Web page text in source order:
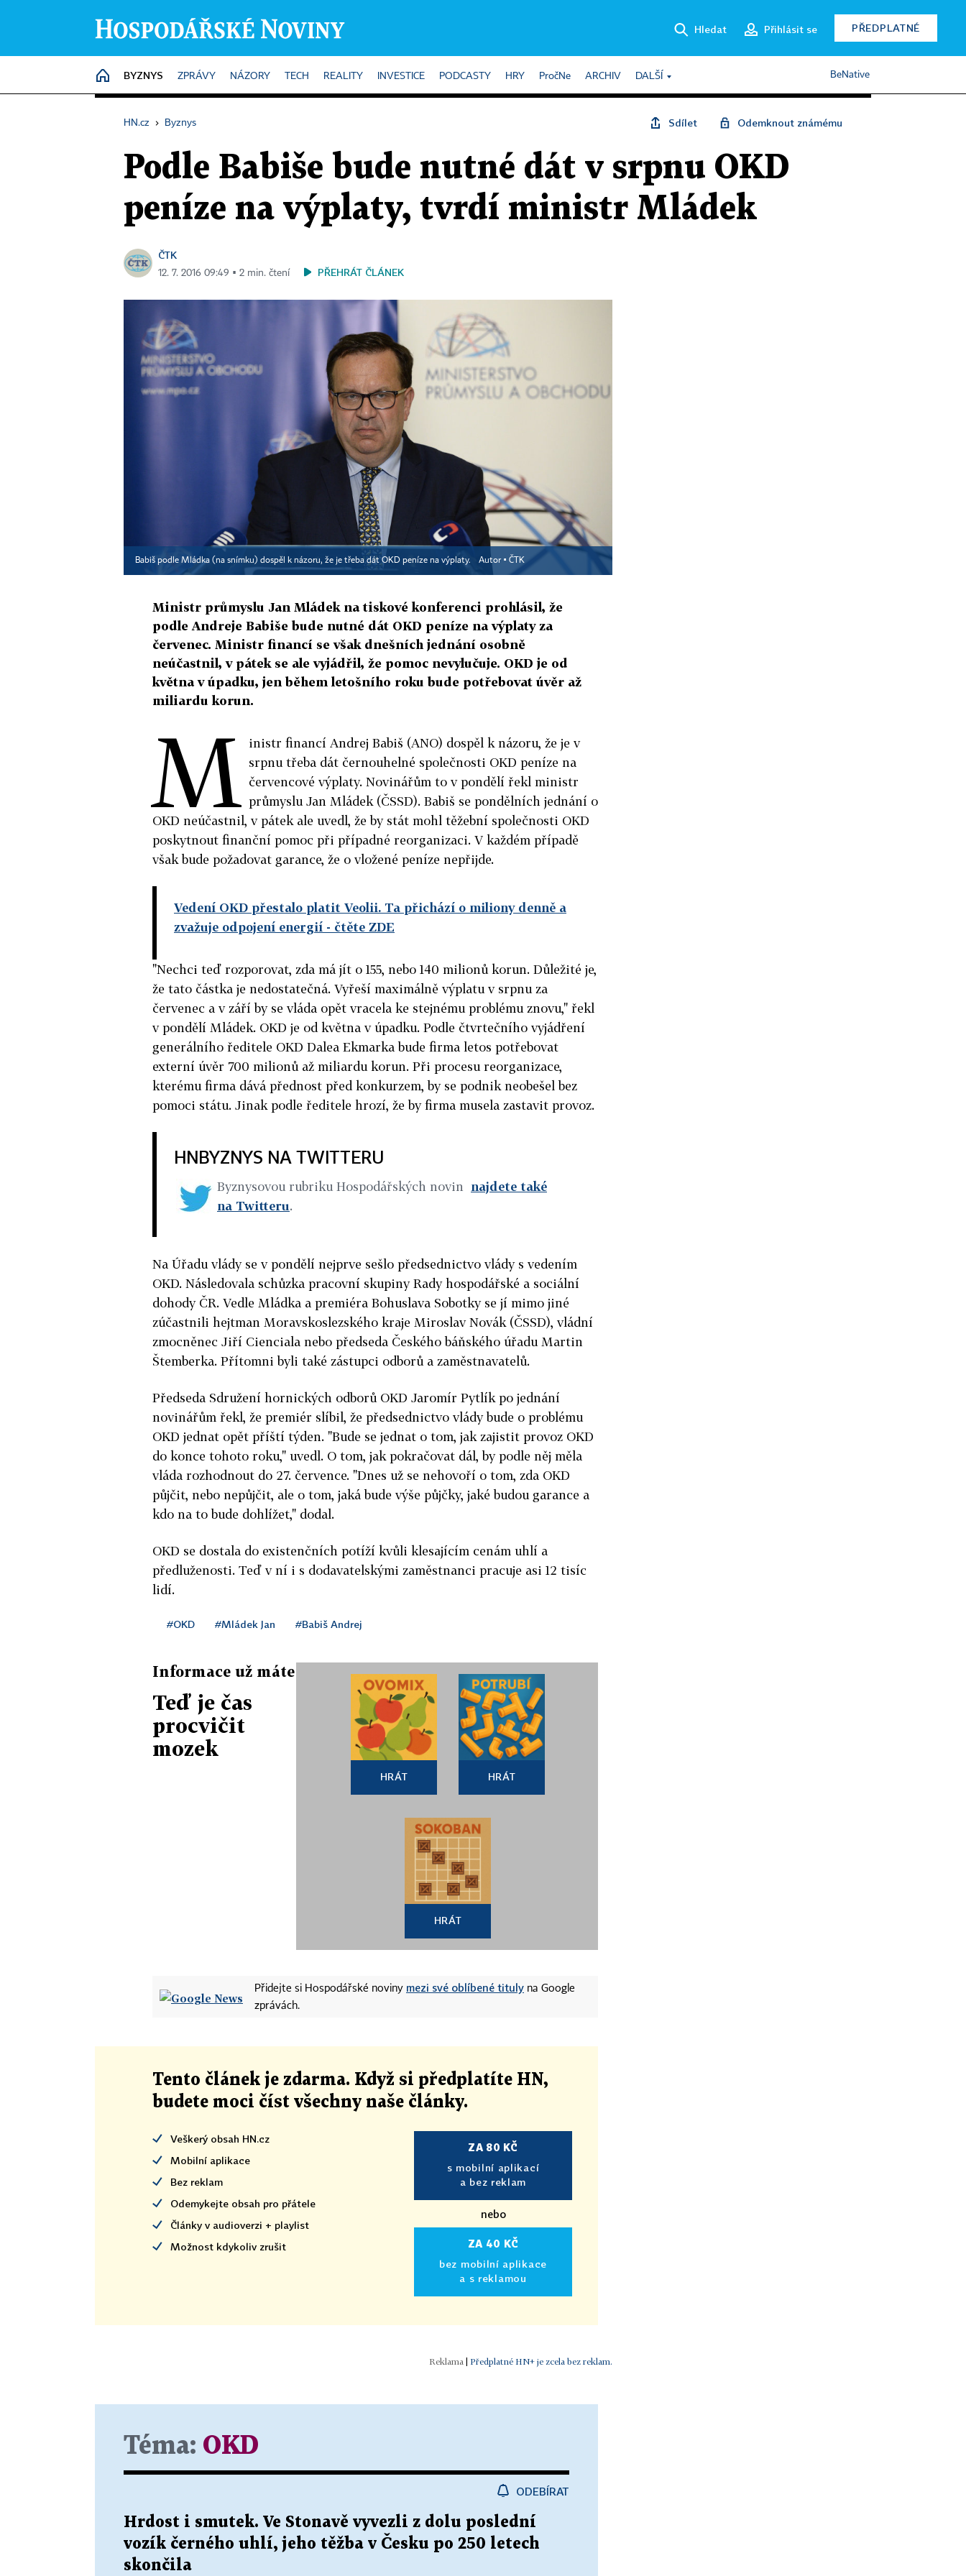
Hledat Přihlásit se PŘEDPLATNÉ
HOME
BYZNYS ZPRÁVY NÁZORY TECH REALITY INVESTICE PODCASTY HRY PročNe ARCHIV DALŠÍ BeNative
HN.cz › Byznys Sdílet Odemknout známému
Podle Babiše bude nutné dát v srpnu OKD
peníze na výplaty, tvrdí ministr Mládek
ČTK
12. 7. 2016 09:49 ▪ 2 min. čtení PŘEHRÁT ČLÁNEK
Babiš podle Mládka (na snímku) dospěl k názoru, že je třeba dát OKD peníze na výplaty. Autor ▪ ČTK
Ministr průmyslu Jan Mládek na tiskové konferenci prohlásil, že
podle Andreje Babiše bude nutné dát OKD peníze na výplaty za
červenec. Ministr financí se však dnešních jednání osobně
neúčastnil, v pátek se ale vyjádřil, že pomoc nevylučuje. OKD je od
května v úpadku, jen během letošního roku bude potřebovat úvěr až
miliardu korun.
M inistr financí Andrej Babiš (ANO) dospěl k názoru, že je v
srpnu třeba dát černouhelné společnosti OKD peníze na
červencové výplaty. Novinářům to v pondělí řekl ministr
průmyslu Jan Mládek (ČSSD). Babiš se pondělních jednání o
OKD neúčastnil, v pátek ale uvedl, že by stát mohl těžební společnosti OKD
poskytnout finanční pomoc při případné reorganizaci. V každém případě
však bude požadovat garance, že o vložené peníze nepřijde.
Vedení OKD přestalo platit Veolii. Ta přichází o miliony denně a
zvažuje odpojení energií - čtěte ZDE
"Nechci teď rozporovat, zda má jít o 155, nebo 140 milionů korun. Důležité je,
že tato částka je nedostatečná. Vyřeší maximálně výplatu v srpnu za
červenec a v září by se vláda opět vracela ke stejnému problému znovu," řekl
v pondělí Mládek. OKD je od května v úpadku. Podle čtvrtečního vyjádření
generálního ředitele OKD Dalea Ekmarka bude firma letos potřebovat
externí úvěr 700 milionů až miliardu korun. Při procesu reorganizace,
kterému firma dává přednost před konkurzem, by se podnik neobešel bez
pomoci státu. Jinak podle ředitele hrozí, že by firma musela zastavit provoz.
HNBYZNYS NA TWITTERU
Byznysovou rubriku Hospodářských novin najdete také
na Twitteru.
Na Úřadu vlády se v pondělí nejprve sešlo předsednictvo vlády s vedením
OKD. Následovala schůzka pracovní skupiny Rady hospodářské a sociální
dohody ČR. Vedle Mládka a premiéra Bohuslava Sobotky se jí mimo jiné
zúčastnili hejtman Moravskoslezského kraje Miroslav Novák (ČSSD), vládní
zmocněnec Jiří Cienciala nebo předseda Českého báňského úřadu Martin
Štemberka. Přítomni byli také zástupci odborů a zaměstnavatelů.
Předseda Sdružení hornických odborů OKD Jaromír Pytlík po jednání
novinářům řekl, že premiér slíbil, že předsednictvo vlády bude o problému
OKD jednat opět příští týden. "Bude se jednat o tom, jak zajistit provoz OKD
do konce tohoto roku," uvedl. O tom, jak pokračovat dál, by podle něj měla
vláda rozhodnout do 27. července. "Dnes už se nehovoří o tom, zda OKD
půjčit, nebo nepůjčit, ale o tom, jaká bude výše půjčky, jaké budou garance a
kdo na to bude dohlížet," dodal.
OKD se dostala do existenčních potíží kvůli klesajícím cenám uhlí a
předluženosti. Teď v ní i s dodavatelskými zaměstnanci pracuje asi 12 tisíc
lidí.
#OKD #Mládek Jan #Babiš Andrej
Informace už máte
Teď je čas
procvičit
mozek
HRÁT HRÁT
HRÁT
Přidejte si Hospodářské noviny mezi své oblíbené tituly na Google
zprávách.
Tento článek je zdarma. Když si předplatíte HN,
budete moci číst všechny naše články.
Veškerý obsah HN.cz
Mobilní aplikace
Bez reklam
Odemykejte obsah pro přátele
Články v audioverzi + playlist
Možnost kdykoliv zrušit
ZA 80 KČ
s mobilní aplikací
a bez reklam
nebo
ZA 40 KČ
bez mobilní aplikace
a s reklamou
| Předplatné HN+ je zcela bez reklam.
Téma: OKD
ODEBÍRAT
Hrdost i smutek. Ve Stonavě vyvezli z dolu poslední
vozík černého uhlí, jeho těžba v Česku po 250 letech
skončila